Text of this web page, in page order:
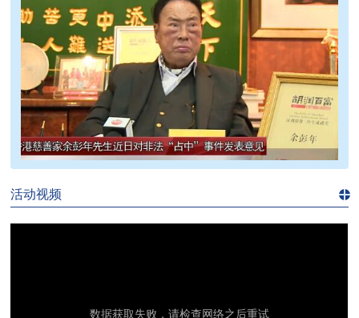
建信息
频道
活动视频